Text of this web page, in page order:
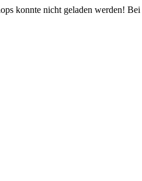
konnte nicht geladen werden!